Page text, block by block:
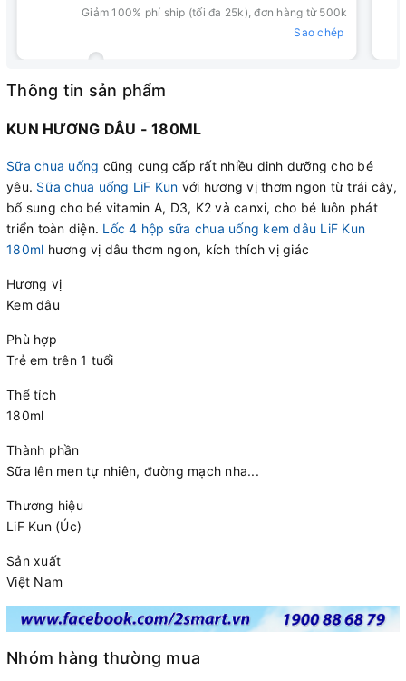
Giảm 100% phí ship (tối đa 25k), đơn hàng từ 500k
Sao chép
Thông tin sản phẩm
KUN HƯƠNG DÂU - 180ML
Sữa chua uống cũng cung cấp rất nhiều dinh dưỡng cho bé
yêu. Sữa chua uống LiF Kun với hương vị thơm ngon từ trái cây,
bổ sung cho bé vitamin A, D3, K2 và canxi, cho bé luôn phát
triển toàn diện. Lốc 4 hộp sữa chua uống kem dâu LiF Kun
180ml hương vị dâu thơm ngon, kích thích vị giác
Hương vị
Kem dâu
Phù hợp
Trẻ em trên 1 tuổi
Thể tích
180ml
Thành phần
Sữa lên men tự nhiên, đường mạch nha...
Thương hiệu
LiF Kun (Úc)
Sản xuất
Việt Nam
Nhóm hàng thường mua